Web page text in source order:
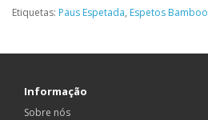
Etiquetas: Paus Espetada, Espetos Bamboo
Informação
Sobre nós